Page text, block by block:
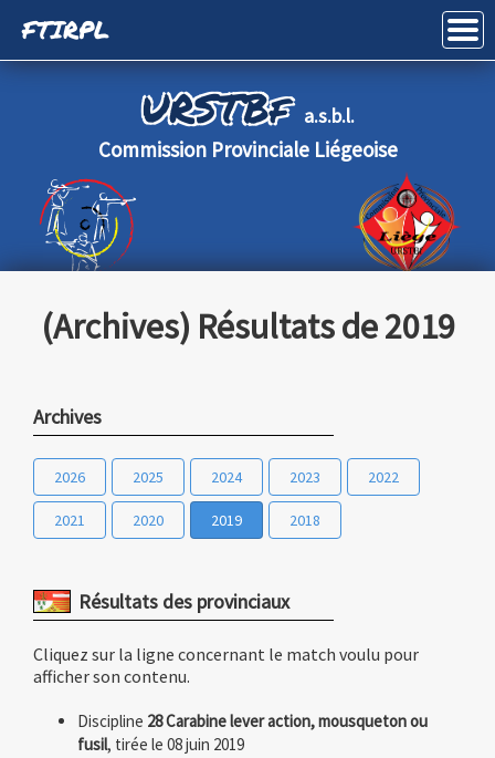
FTIRPL Haut de page
URSTBf a.s.b.l.
Commission Provinciale Liégeoise
(Archives) Résultats de 2019
Archives
2026 2025 2024 2023 2022
2021 2020 2019 2018
Résultats des provinciaux
Cliquez sur la ligne concernant le match voulu pour
afficher son contenu.
Discipline 28 Carabine lever action, mousqueton ou
fusil, tirée le 08 juin 2019